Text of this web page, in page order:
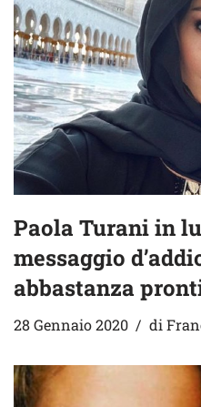
Paola Turani in
messaggio
abbastanza
28 Gennaio 2020 di